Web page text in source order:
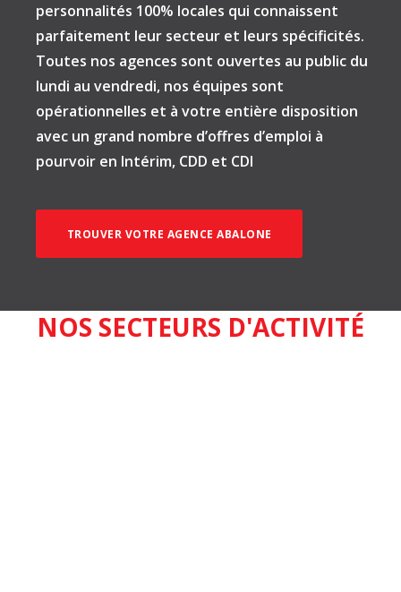
personnalités 100% locales qui connaissent
parfaitement leur secteur et leurs spécificités.
Toutes nos agences sont ouvertes au public du
lundi au vendredi, nos équipes sont
opérationnelles et à votre entière disposition
avec un grand nombre d’offres d’emploi à
pourvoir en Intérim, CDD et CDI
TROUVER VOTRE AGENCE ABALONE
NOS SECTEURS D'ACTIVITÉ